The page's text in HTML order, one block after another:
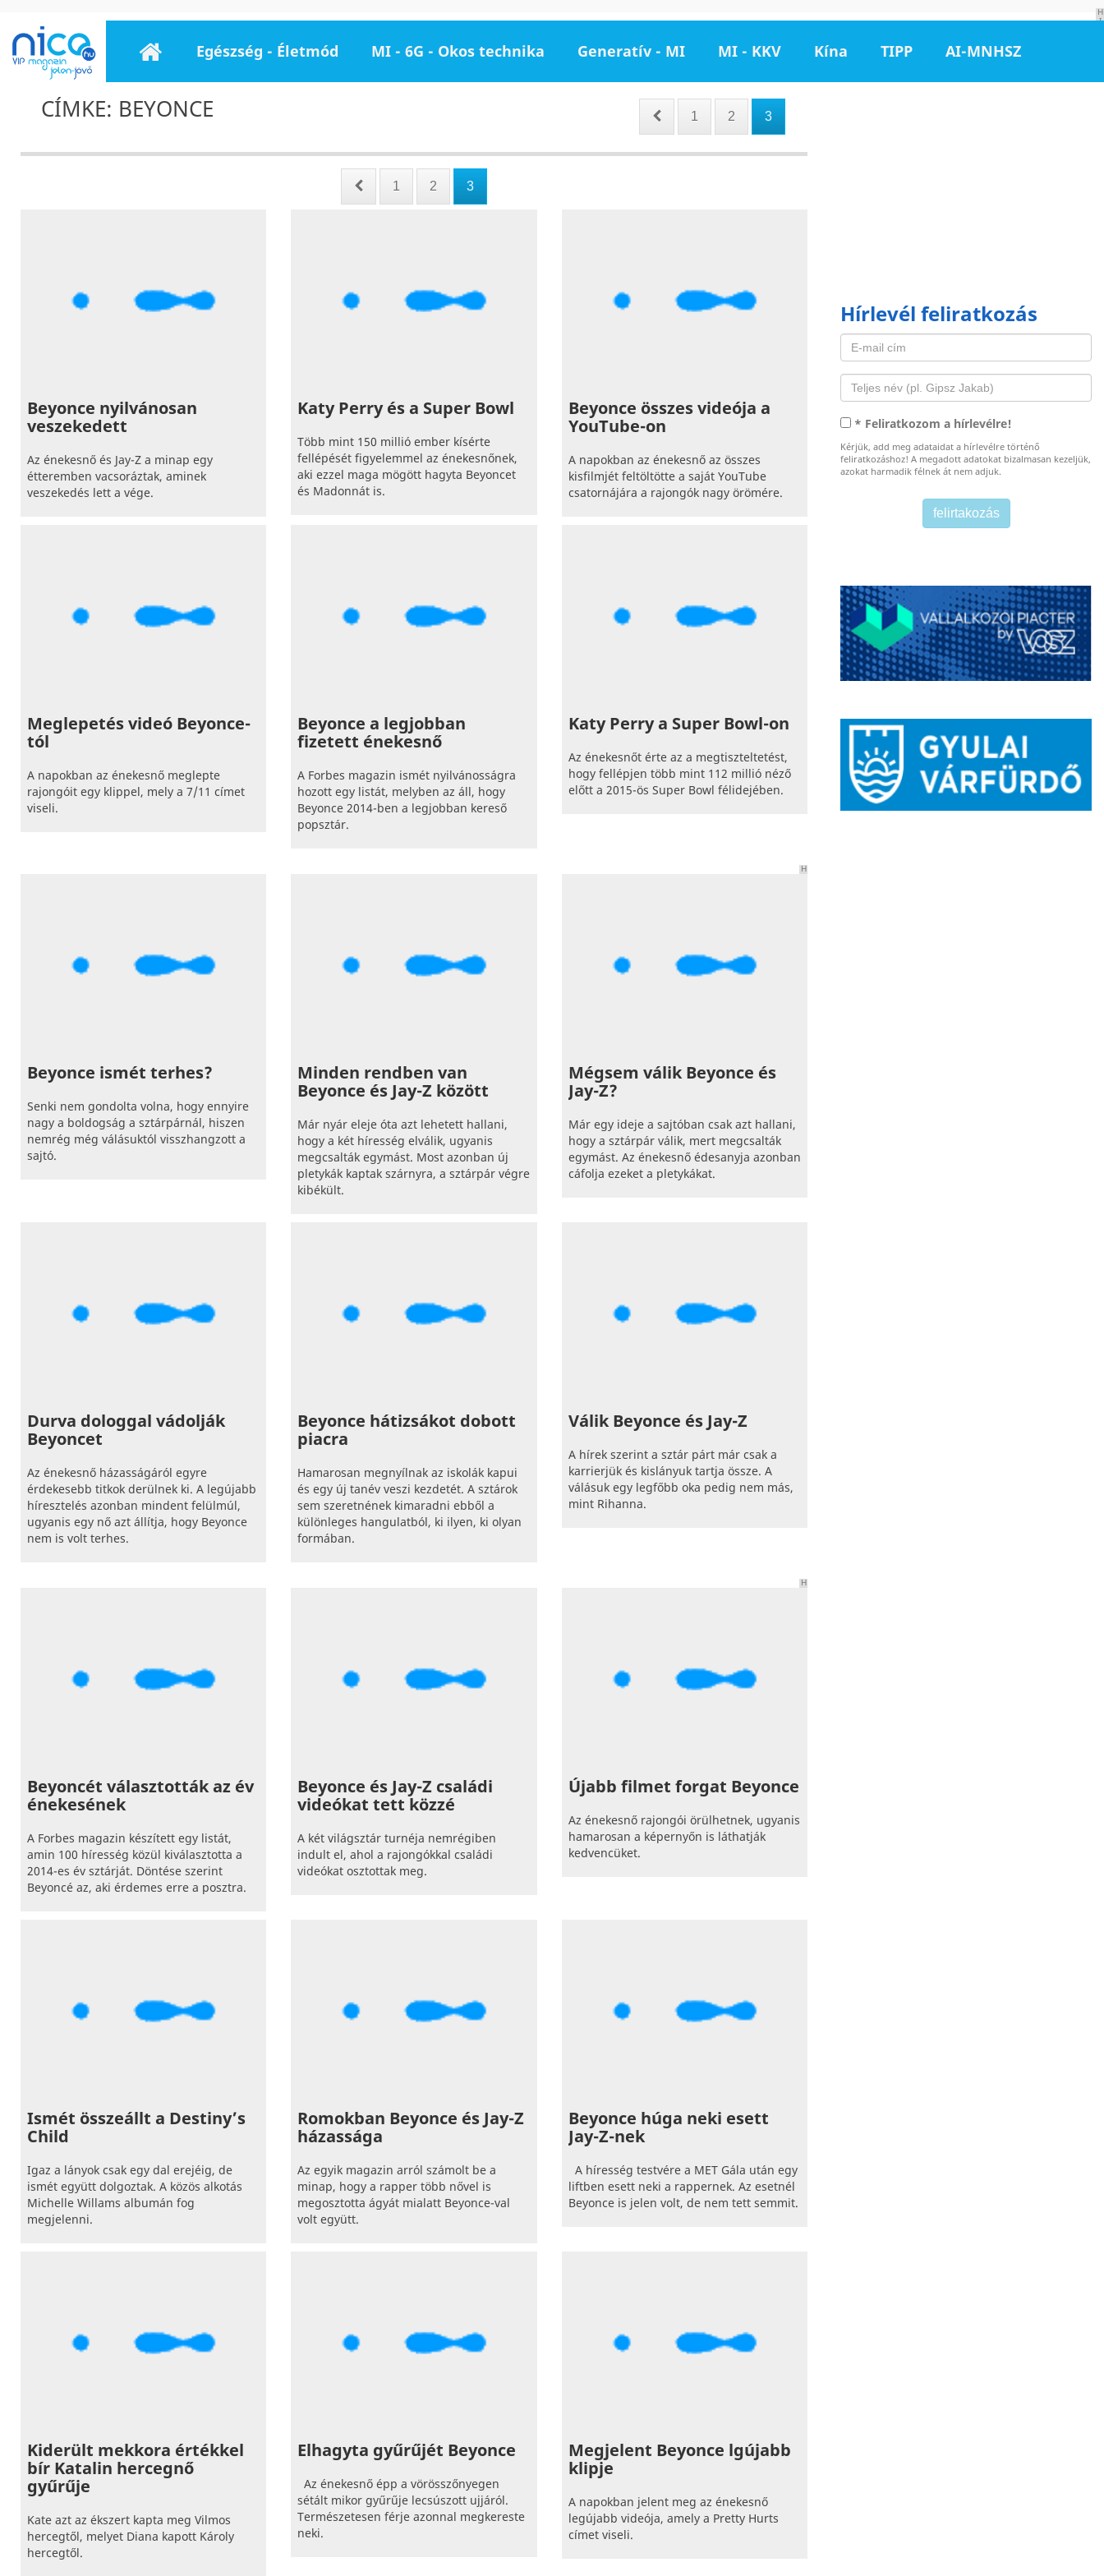
H
I
Egészség - Életmód MI - 6G - Okos technika Generatív - MI MI - KKV Kína TIPP AI-MNHSZ
CÍMKE: BEYONCE 1 2 3
1 2 3
Beyonce nyilvánosan
veszekedett
Az énekesnő és Jay-Z a minap egy
étteremben vacsoráztak, aminek
veszekedés lett a vége.
Katy Perry és a Super Bowl
Több mint 150 millió ember kísérte
fellépését figyelemmel az énekesnőnek,
aki ezzel maga mögött hagyta Beyoncet
és Madonnát is.
Beyonce összes videója a
YouTube-on
A napokban az énekesnő az összes
kisfilmjét feltöltötte a saját YouTube
csatornájára a rajongók nagy örömére.
Meglepetés videó Beyonce-
tól
A napokban az énekesnő meglepte
rajongóit egy klippel, mely a 7/11 címet
viseli.
Beyonce a legjobban
fizetett énekesnő
A Forbes magazin ismét nyilvánosságra
hozott egy listát, melyben az áll, hogy
Beyonce 2014-ben a legjobban kereső
popsztár.
Katy Perry a Super Bowl-on
Az énekesnőt érte az a megtiszteltetést,
hogy fellépjen több mint 112 millió néző
előtt a 2015-ös Super Bowl félidejében.
H
Beyonce ismét terhes?
Senki nem gondolta volna, hogy ennyire
nagy a boldogság a sztárpárnál, hiszen
nemrég még válásuktól visszhangzott a
sajtó.
Minden rendben van
Beyonce és Jay-Z között
Már nyár eleje óta azt lehetett hallani,
hogy a két híresség elválik, ugyanis
megcsalták egymást. Most azonban új
pletykák kaptak szárnyra, a sztárpár végre
kibékült.
Mégsem válik Beyonce és
Jay-Z?
Már egy ideje a sajtóban csak azt hallani,
hogy a sztárpár válik, mert megcsalták
egymást. Az énekesnő édesanyja azonban
cáfolja ezeket a pletykákat.
Durva dologgal vádolják
Beyoncet
Az énekesnő házasságáról egyre
érdekesebb titkok derülnek ki. A legújabb
híresztelés azonban mindent felülmúl,
ugyanis egy nő azt állítja, hogy Beyonce
nem is volt terhes.
Beyonce hátizsákot dobott
piacra
Hamarosan megnyílnak az iskolák kapui
és egy új tanév veszi kezdetét. A sztárok
sem szeretnének kimaradni ebből a
különleges hangulatból, ki ilyen, ki olyan
formában.
Válik Beyonce és Jay-Z
A hírek szerint a sztár párt már csak a
karrierjük és kislányuk tartja össze. A
válásuk egy legfőbb oka pedig nem más,
mint Rihanna.
H
Beyoncét választották az év
énekesének
A Forbes magazin készített egy listát,
amin 100 híresség közül kiválasztotta a
2014-es év sztárját. Döntése szerint
Beyoncé az, aki érdemes erre a posztra.
Beyonce és Jay-Z családi
videókat tett közzé
A két világsztár turnéja nemrégiben
indult el, ahol a rajongókkal családi
videókat osztottak meg.
Újabb filmet forgat Beyonce
Az énekesnő rajongói örülhetnek, ugyanis
hamarosan a képernyőn is láthatják
kedvencüket.
Ismét összeállt a Destiny’s
Child
Igaz a lányok csak egy dal erejéig, de
ismét együtt dolgoztak. A közös alkotás
Michelle Willams albumán fog
megjelenni.
Romokban Beyonce és Jay-Z
házassága
Az egyik magazin arról számolt be a
minap, hogy a rapper több nővel is
megosztotta ágyát mialatt Beyonce-val
volt együtt.
Beyonce húga neki esett
Jay-Z-nek
A híresség testvére a MET Gála után egy
liftben esett neki a rappernek. Az esetnél
Beyonce is jelen volt, de nem tett semmit.
Kiderült mekkora értékkel
bír Katalin hercegnő
gyűrűje
Kate azt az ékszert kapta meg Vilmos
hercegtől, melyet Diana kapott Károly
hercegtől.
Elhagyta gyűrűjét Beyonce
Az énekesnő épp a vörösszőnyegen
sétált mikor gyűrűje lecsúszott ujjáról.
Természetesen férje azonnal megkereste
neki.
Megjelent Beyonce lgújabb
klipje
A napokban jelent meg az énekesnő
legújabb videója, amely a Pretty Hurts
címet viseli.
Hírlevél feliratkozás
* Feliratkozom a hírlevélre!
Kérjük, add meg adataidat a hírlevélre történő
feliratkozáshoz! A megadott adatokat bizalmasan kezeljük,
azokat harmadik félnek át nem adjuk.